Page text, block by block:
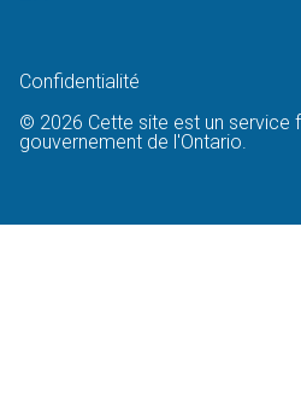
Confidentialité
© 2026 Cette site est un service
gouvernement de l'Ontario.